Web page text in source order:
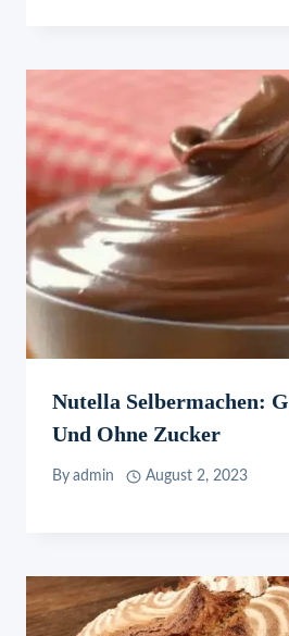
Nutella Selbermachen:
Und Ohne Zucker
By admin August 2, 2023